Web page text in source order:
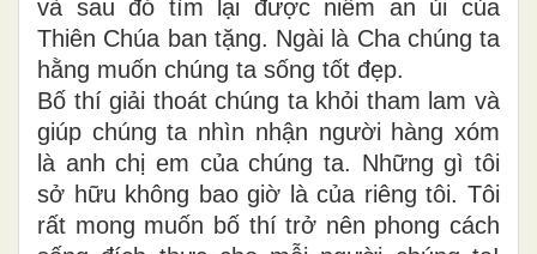
và sau đó tìm lại được niềm an ủi của
Thiên Chúa ban tặng. Ngài là Cha chúng ta
hằng muốn chúng ta sống tốt đẹp.
Bố thí giải thoát chúng ta khỏi tham lam và
giúp chúng ta nhìn nhận người hàng xóm
là anh chị em của chúng ta. Những gì tôi
sở hữu không bao giờ là của riêng tôi. Tôi
rất mong muốn bố thí trở nên phong cách